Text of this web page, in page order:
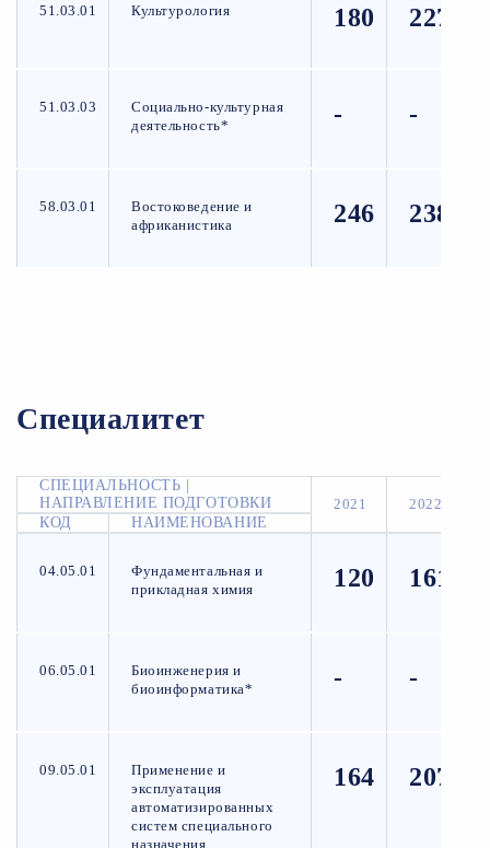
51.03.01 Культурология 180 227
51.03.03
Социально-культурная
деятельность*
- -
58.03.01
Востоковедение и
африканистика
246 238
Специалитет
СПЕЦИАЛЬНОСТЬ |
НАПРАВЛЕНИЕ ПОДГОТОВКИ
2021 2022
КОД
НАИМЕНОВАНИЕ
04.05.01
Фундаментальная и
прикладная химия
120 161
06.05.01
Биоинженерия и
биоинформатика*
- -
09.05.01
Применение и
эксплуатация
автоматизированных
систем специального
назначения
164 207